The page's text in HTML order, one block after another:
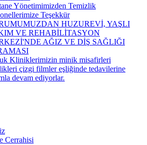
Yönetimimizden Temizlik
Teşekkür
HUZUREVİ, YAŞLI
VE REHABİLİTASYON
AĞIZ VE DİŞ SAĞLIĞI
Kliniklerimizin minik misafirleri
çizgi filmler eşliğinde tedavilerine
devam ediyorlar.
Cerrahisi